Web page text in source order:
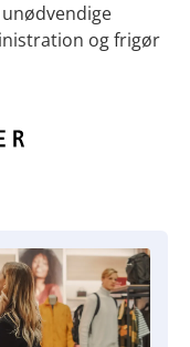
og frigør